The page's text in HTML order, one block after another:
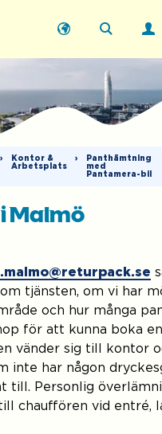
›
Kontor &
Arbetsplats
›
Panthämtning
med
Pantamera-bil
Malmö
tjänsten, om vi har
och hur många
för att kunna boka en
vänder sig till kontor
inte har någon
till. Personlig
chauffören vid entré,